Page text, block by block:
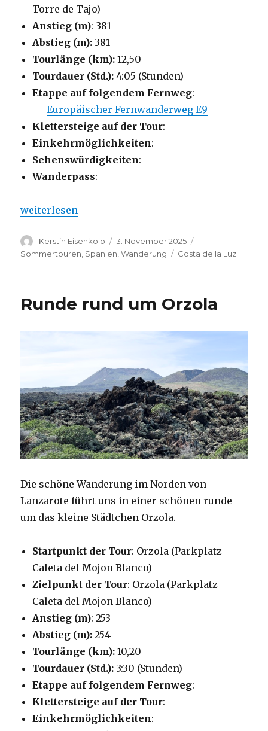
Torre de Tajo)
Anstieg (m): 381
Abstieg (m): 381
Tourlänge (km):12,50
Tourdauer (Std.): 4:05 (Stunden)
Etappe auf folgendem Fernweg:
Europäischer Fernwanderweg E9
Klettersteige auf der Tour:
Einkehrmöglichkeiten:
Sehenswürdigkeiten:
Wanderpass:
„Runde auf dem Sendero del Acantilado“
weiterlesen
Autor
Kerstin Eisenkolb
Veröffentlicht
am
3. November 2025
Sommertouren Spanien ,Wanderung Schlagwörter
Costa de la Luz
Runde rund um Orzola
Die schöne Wanderung im Norden von
Lanzarote führt uns in einer schönen runde
um das kleine Städtchen Orzola.
Startpunkt der Tour: Orzola (Parkplatz
Caleta del Mojon Blanco)
Zielpunkt der Tour: Orzola (Parkplatz
Caleta del Mojon Blanco)
Anstieg (m): 253
Abstieg (m): 254
Tourlänge (km):10,20
Tourdauer (Std.): 3:30 (Stunden)
Etappe auf folgendem Fernweg:
Klettersteige auf der Tour:
Einkehrmöglichkeiten: